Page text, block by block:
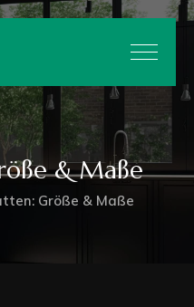
& Maße
Größe & Maße